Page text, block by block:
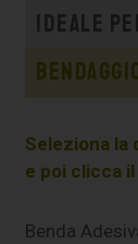
Ideale
Seleziona la
e poi clicca
Benda